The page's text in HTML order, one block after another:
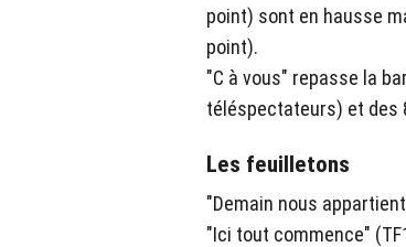
point) sont en hausse
point).
"C à vous" repasse la
téléspectateurs) et des
Les feuilletons
"Demain nous
"Ici tout commence"